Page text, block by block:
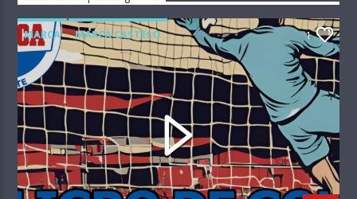
MARCA
MARCA CASTELO
PELIGRO DE GOL
1